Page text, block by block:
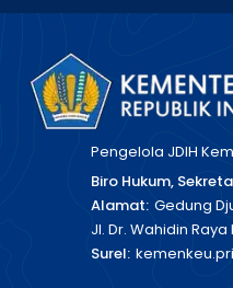
Pengelola JDIH
Biro Hukum,
Alamat: Gedung
Jl. Dr. Wahidin
Surel: